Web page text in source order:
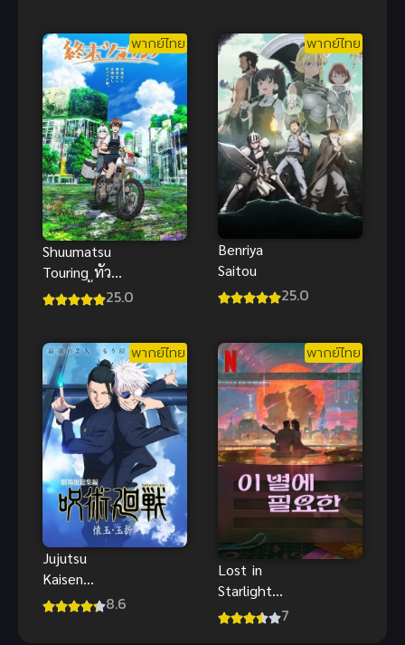
พิเศษ
พากย์ไทย
Shuumatsu
Touring ทัวร์
หลังวันสิ้นโลก25.0
พากย์ไทย
Benriya
Saitou
25.0
พากย์ไทย
Jujutsu
Kaisen
Kaigyoku/Gyo
8.6
พากย์ไทย
Lost in
Starlight
(2025) เลือน
7